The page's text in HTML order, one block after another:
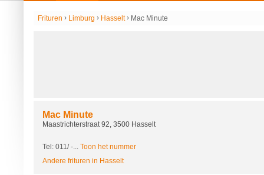
Frituren › Limburg › Hasselt › Mac Minute
Mac Minute
Maastrichterstraat 92, 3500 Hasselt
Tel: 011/-... Toon het nummer
Andere frituren in Hasselt